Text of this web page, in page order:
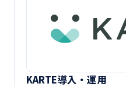
KARTE導入・運用